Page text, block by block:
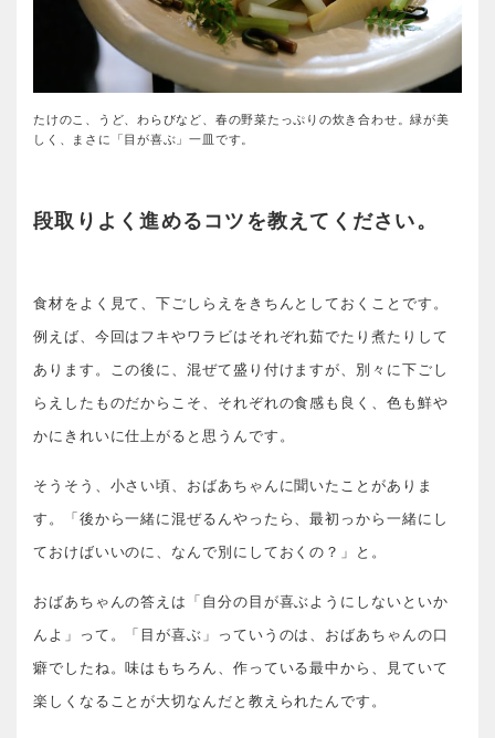
たけのこ、うど、わらびなど、春の野菜たっぷりの炊き合わせ。緑が美
しく、まさに「目が喜ぶ」一皿です。
段取りよく進めるコツを教えてください。
食材をよく見て、下ごしらえをきちんとしておくことです。
例えば、今回はフキやワラビはそれぞれ茹でたり煮たりして
あります。この後に、混ぜて盛り付けますが、別々に下ごし
らえしたものだからこそ、それぞれの食感も良く、色も鮮や
かにきれいに仕上がると思うんです。
そうそう、小さい頃、おばあちゃんに聞いたことがありま
す。「後から一緒に混ぜるんやったら、最初っから一緒にし
ておけばいいのに、なんで別にしておくの？」と。
おばあちゃんの答えは「自分の目が喜ぶようにしないといか
んよ」って。「目が喜ぶ」っていうのは、おばあちゃんの口
癖でしたね。味はもちろん、作っている最中から、見ていて
楽しくなることが大切なんだと教えられたんです。